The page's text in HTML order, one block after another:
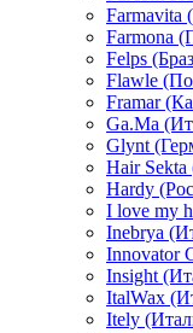
Farmavita
Farmona
Felps
Flawle
Framar
Ga.Ma
Glynt
Hair Sekta
Hardy
I love my
Inebrya
Innovator
Insight
ItalWax
Itely